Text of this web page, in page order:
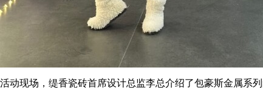
活动现场，缇香瓷砖首席设计总监李总介绍了包豪斯金属系